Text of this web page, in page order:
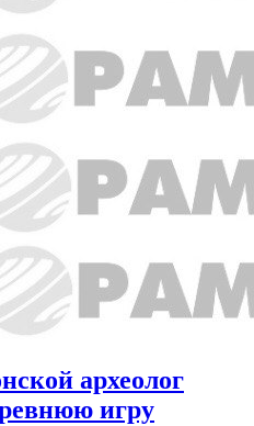
археолог
игру